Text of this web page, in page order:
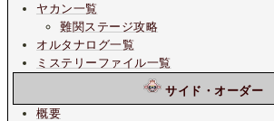
ヤカン一覧
難関ステージ攻略
オルタナログ一覧
ミステリーファイル一覧
サイド・オーダー
概要